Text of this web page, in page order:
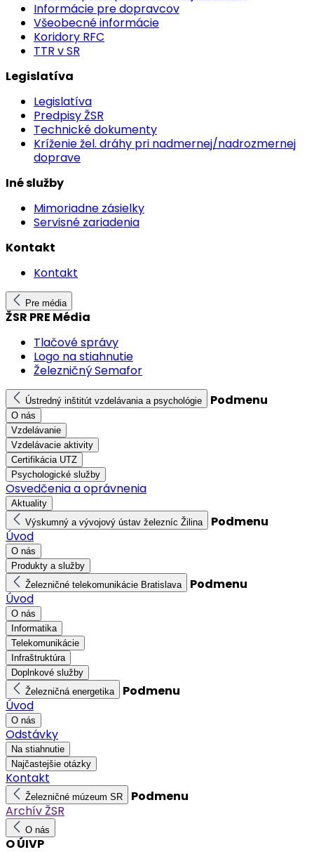
Informácie pre dopravcov
Všeobecné informácie
Koridory RFC
TTR v SR
Legislatíva
Legislatíva
Predpisy ŽSR
Technické dokumenty
Kríženie žel. dráhy pri nadmernej/nadrozmernej
doprave
Iné služby
Mimoriadne zásielky
Servisné zariadenia
Kontakt
Kontakt
Pre média
ŽSR PRE Média
Tlačové správy
Logo na stiahnutie
Železničný Semafor
Ústredný inštitút vzdelávania a psychológie Podmenu
O nás
Vzdelávanie
Vzdelávacie aktivity
Certifikácia UTZ
Psychologické služby
Osvedčenia a oprávnenia
Aktuality
Výskumný a vývojový ústav železníc Žilina
Podmenu
Úvod
O nás
Produkty a služby
Železničné telekomunikácie Bratislava
Podmenu
Úvod
O nás
Informatika
Telekomunikácie
Infraštruktúra
Doplnkové služby
Železničná energetika
Podmenu
Úvod
O nás
Odstávky
Na stiahnutie
Najčastejšie otázky
Kontakt
Železničné múzeum SR
Podmenu
Archív ŽSR
O nás
O ÚIVP